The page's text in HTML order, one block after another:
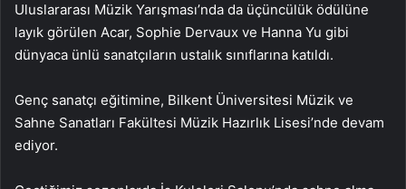
Uluslararası Müzik Yarışması’nda da üçüncülük ödülüne
layık görülen Acar, Sophie Dervaux ve Hanna Yu gibi
dünyaca ünlü sanatçıların ustalık sınıflarına katıldı.
Genç sanatçı eğitimine, Bilkent Üniversitesi Müzik ve
Sahne Sanatları Fakültesi Müzik Hazırlık Lisesi’nde devam
ediyor.